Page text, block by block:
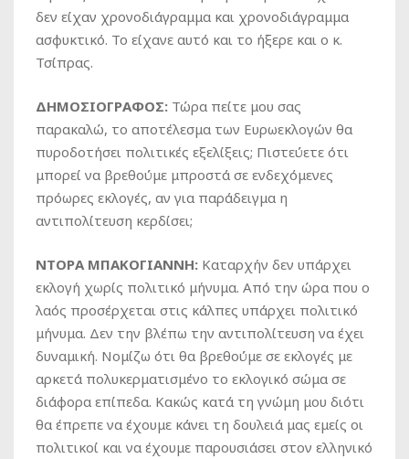
δεν είχαν χρονοδιάγραμμα και χρονοδιάγραμμα
ασφυκτικό. Το είχανε αυτό και το ήξερε και ο κ.
Τσίπρας.
ΔΗΜΟΣΙΟΓΡΑΦΟΣ: Τώρα πείτε μου σας
παρακαλώ, το αποτέλεσμα των Ευρωεκλογών θα
πυροδοτήσει πολιτικές εξελίξεις; Πιστεύετε ότι
μπορεί να βρεθούμε μπροστά σε ενδεχόμενες
πρόωρες εκλογές, αν για παράδειγμα η
αντιπολίτευση κερδίσει;
ΝΤΟΡΑ ΜΠΑΚΟΓΙΑΝΝΗ: Καταρχήν δεν υπάρχει
εκλογή χωρίς πολιτικό μήνυμα. Από την ώρα που ο
λαός προσέρχεται στις κάλπες υπάρχει πολιτικό
μήνυμα. Δεν την βλέπω την αντιπολίτευση να έχει
δυναμική. Νομίζω ότι θα βρεθούμε σε εκλογές με
αρκετά πολυκερματισμένο το εκλογικό σώμα σε
διάφορα επίπεδα. Κακώς κατά τη γνώμη μου διότι
θα έπρεπε να έχουμε κάνει τη δουλειά μας εμείς οι
πολιτικοί και να έχουμε παρουσιάσει στον ελληνικό